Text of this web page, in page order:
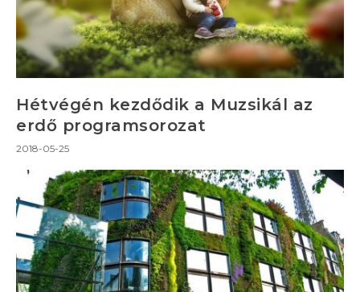
Hétvégén kezdődik a Muzsikál az
erdő programsorozat
2018-05-25